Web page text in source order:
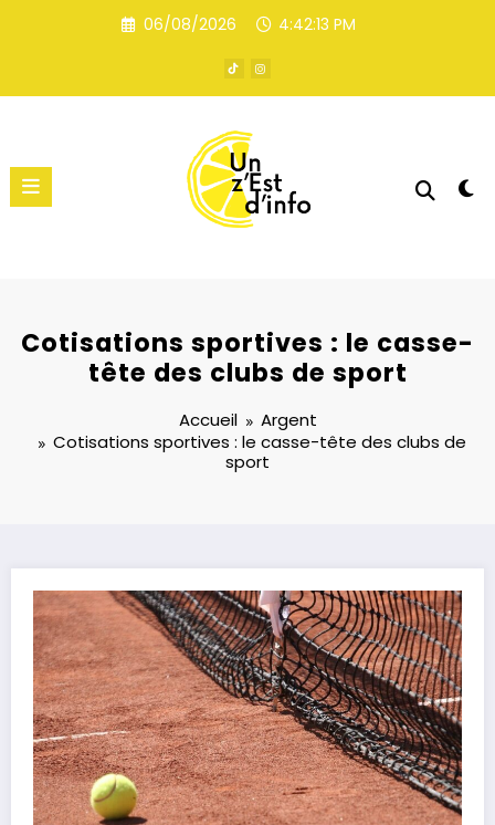
06/08/2026 4:42:13 PM
Cotisations sportives : le casse-
tête des clubs de sport
Accueil
Argent
Cotisations sportives : le casse-tête des clubs de
sport